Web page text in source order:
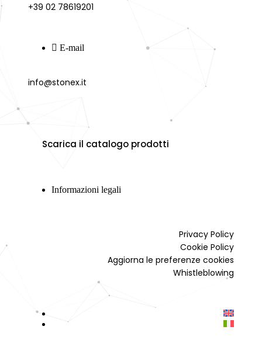
+39 02 78619201
E-mail
info@stonex.it
Scarica il catalogo prodotti
Informazioni legali
Privacy Policy
Cookie Policy
Aggiorna le preferenze cookies
Whistleblowing